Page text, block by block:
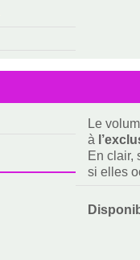
Le
à
En clair,
si elles